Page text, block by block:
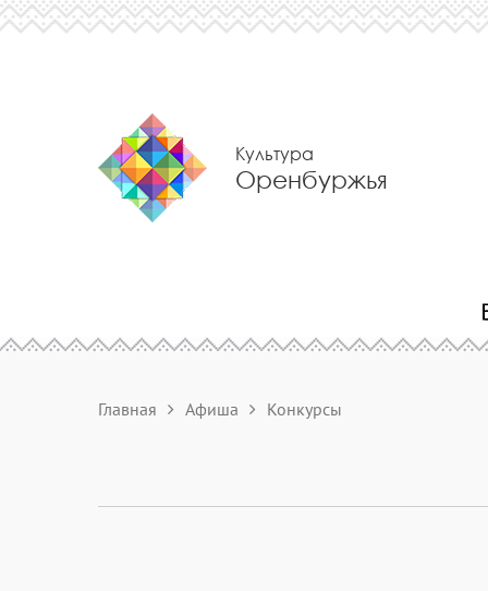
Культура
Оренбуржья
Главная Афиша Конкурсы